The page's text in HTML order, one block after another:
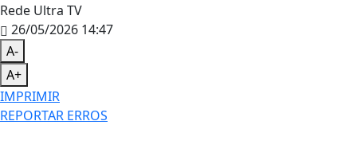
Rede Ultra TV
26/05/2026 14:47
A-
A+
IMPRIMIR
REPORTAR ERROS